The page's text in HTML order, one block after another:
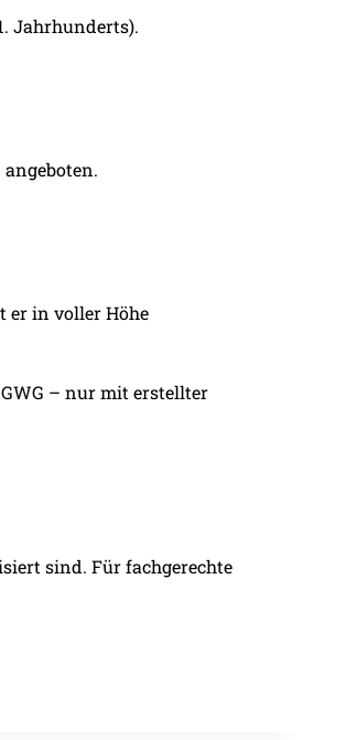
Jahrhunderts).
er in voller Höhe
– nur mit erstellter
sind. Für fachgerechte